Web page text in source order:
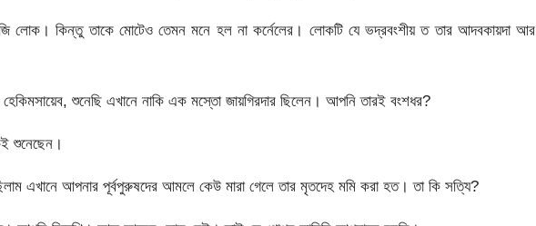
লোক। কিন্তু তাকে মোটেও তেমন মনে হল না কর্নেলের। লোকটি যে ভদ্রবংশীয় ত তার আদবকায়দা আর
শুনেছি এখানে নাকি এক মস্তো জায়গিরদার ছিলেন। আপনি তারই বংশধর?
শুনেছেন।
এখানে আপনার পূর্বপুরুষদের আমলে কেউ মারা গেলে তার মৃতদেহ মমি করা হত। তা কি সত্যি?